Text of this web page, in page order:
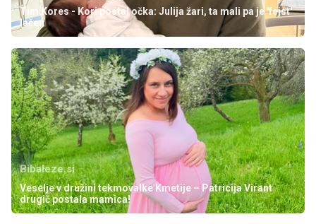
Tim Kores - Kori postal očka: Julija žari, ta mali pa je 'fejst'
lačen
Bibaleze.si
Veselje v družini tekmovalke Kmetije – Patricija Virant
drugič postala mamica!